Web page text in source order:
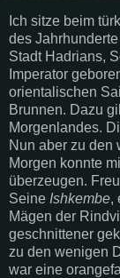
Ich sitze beim
des
Stadt Hadrians,
Imperator
orientalischen
Brunnen. Dazu
Morgenlandes.
Nun aber zu den
Morgen konnte
überzeugen.
Seine Ishkembe,
Mägen der
geschnittener
zu den wenigen
war eine